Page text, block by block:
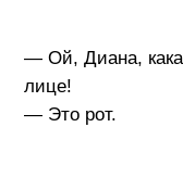
— Ой, Диана,
лице!
— Это рот.